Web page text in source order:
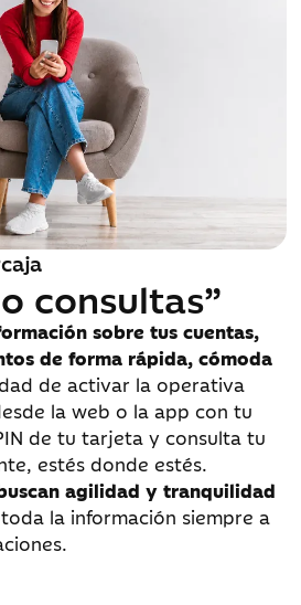
consultas”
sobre tus cuentas,
de forma rápida, cómoda
de activar la operativa
la web o la app con tu
de tu tarjeta y consulta tu
estés donde estés.
agilidad y tranquilidad
la información siempre a
Alertas
alertaspara mantenerte
inmediatossobre tus
más importantes.
en tu móvil o email para
en cada
vigilar:ingresos, cargos,
o cambios en tus productos.
que estés informado al
para
servicios
te permite recibir
bancaria de forma digital,
desde la banca
extractos, comunicaciones
cuando los necesites,